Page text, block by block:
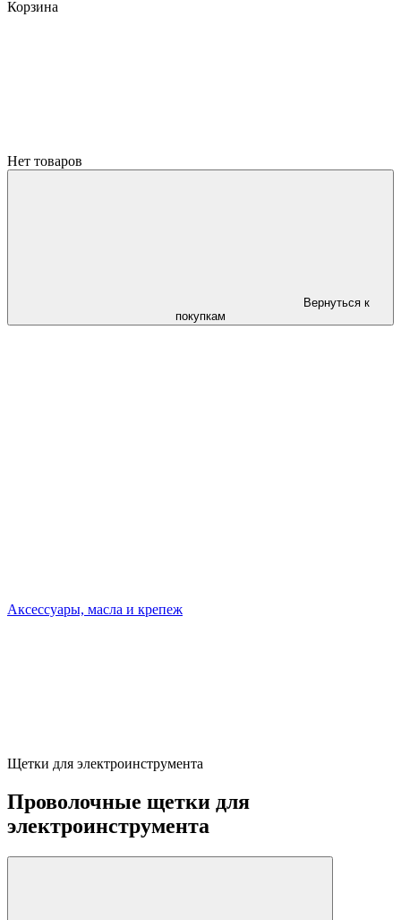
Корзина
Нет товаров
Вернуться к
покупкам
Аксессуары, масла и крепеж
Щетки для электроинструмента
Проволочные щетки для
электроинструмента